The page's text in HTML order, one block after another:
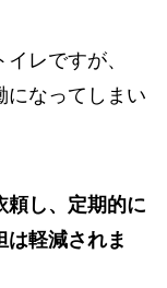
レですが、
になってしまい
頼し、定期的に
は軽減されま